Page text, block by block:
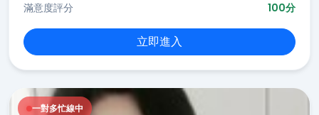
滿意度評分
100分
立即進入
一對多忙線中